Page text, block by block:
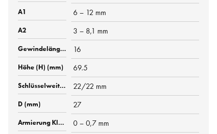
6 – 12 mm
3 – 8,1 mm
16
69.5
22/22 mm
27
0 – 0,7 mm